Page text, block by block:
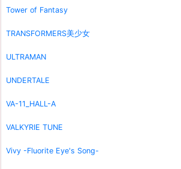
Tower of Fantasy
TRANSFORMERS美少女
ULTRAMAN
UNDERTALE
VA-11_HALL-A
VALKYRIE TUNE
Vivy -Fluorite Eye's Song-